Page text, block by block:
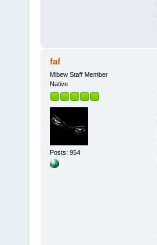
faf
Mibew Staff Member
Native
Posts: 954